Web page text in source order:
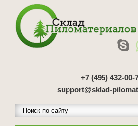
+7 (495) 432-00-
support@sklad-